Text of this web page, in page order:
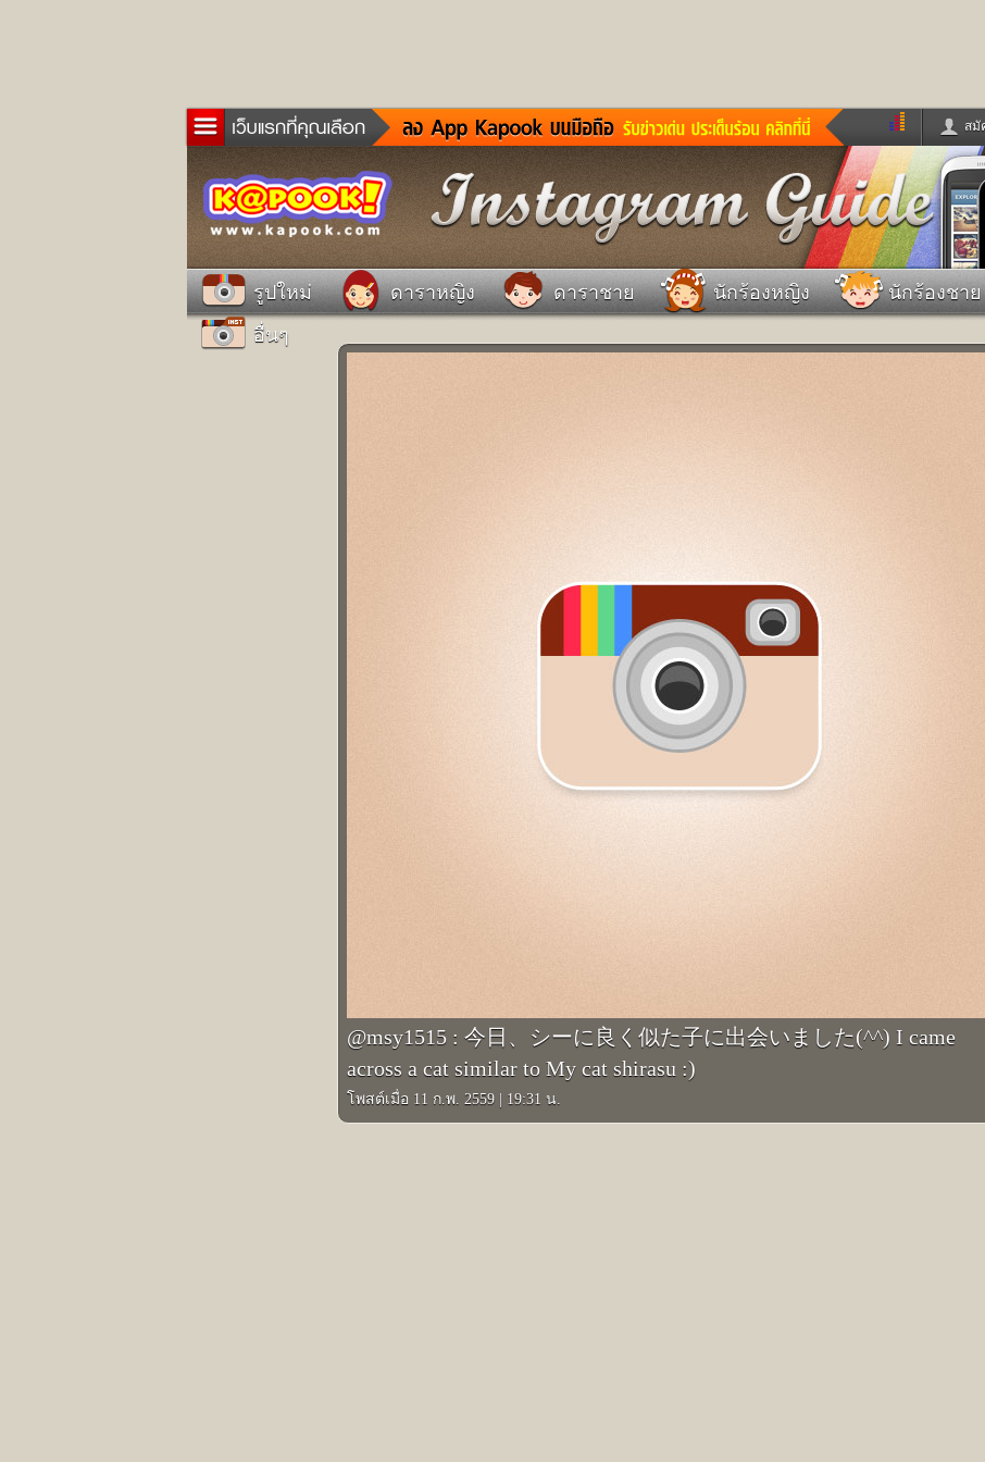
สมั
ข่าวด่วน ข่าวสั้น ข่าวดารา
ละคร
หนังใหม่ ฟังเพลง
เกม
หมากรุกไทย แชทหมากฮอส
แต่งงาน
ดูดวง
ทำนายฝัน สุขภาพ
ผู้ชาย
ผลบอล บ้านและการตกแต่ง
รูปใหม่ ดาราหญิง ดาราชาย นักร้องหญิง นักร้องชาย
อื่นๆ
@msy1515 : 今日、シーに良く似た子に出会いました(^^) I came
across a cat similar to My cat shirasu :)
โพสต์เมื่อ 11 ก.พ. 2559 19:31 น.